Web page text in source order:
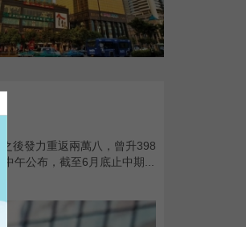
後發力重返兩萬八，曾升398
午公布，截至6月底止中期...